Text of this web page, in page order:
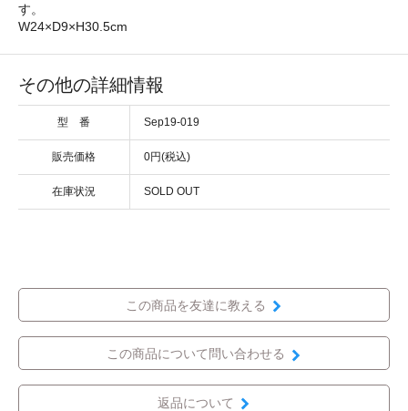
す。
W24×D9×H30.5cm
その他の詳細情報
型 番 Sep19-019
販売価格 0円(税込)
在庫状況 SOLD OUT
この商品を友達に教える
この商品について問い合わせる
返品について